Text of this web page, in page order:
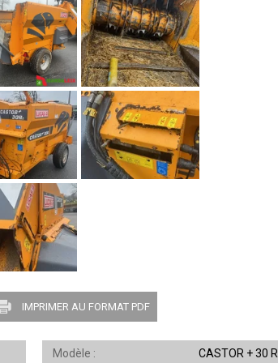
IMPRIMER AU FORMAT PDF
Modèle CASTOR + 30 R